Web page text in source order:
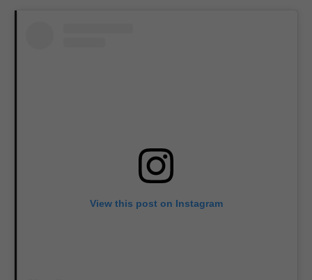
View this post on Instagram